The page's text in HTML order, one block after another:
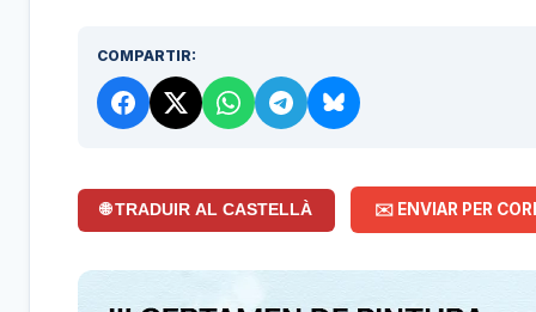
COMPARTIR:
🌐 TRADUIR AL CASTELLÀ ✉️ ENVIAR PER